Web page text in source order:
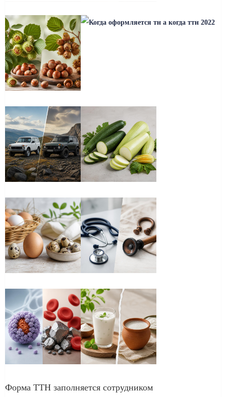
Форма ТТН заполняется сотрудником